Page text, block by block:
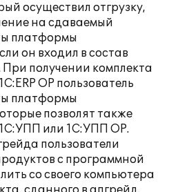
осуществил отгрузку,
на сдаваемый
платформы
он входил в состав
получении комплекта
ОР пользователь
платформы
позволят также
или 1С:УПП ОР.
пользователи
с программной
со своего компьютера